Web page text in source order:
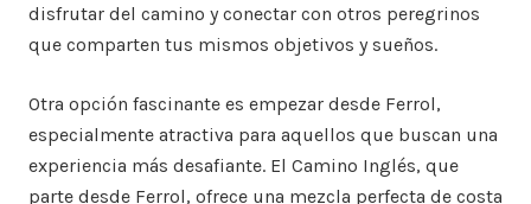
disfrutar del camino y conectar con otros peregrinos
que comparten tus mismos objetivos y sueños.
Otra opción fascinante es empezar desde Ferrol,
especialmente atractiva para aquellos que buscan una
experiencia más desafiante. El Camino Inglés, que
parte desde Ferrol, ofrece una mezcla perfecta de costa